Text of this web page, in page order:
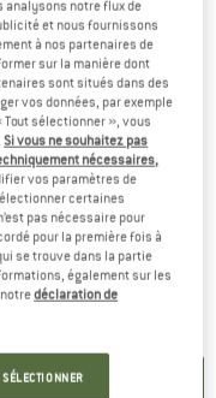
sur les frais de
lien s'ouvre dans une
PANIER
notre flux de
et nous fournissons
à nos partenaires de
sur la manière dont
sont situés dans des
vos données, par exemple
sélectionner », vous
Si vous ne souhaitez pas
nécessaires,
vos paramètres de
certaines
pas nécessaire pour
pour la première fois à
se trouve dans la partie
également sur les
notredéclaration de
SÉLECTIONNER